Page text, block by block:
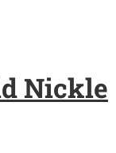
Nickle